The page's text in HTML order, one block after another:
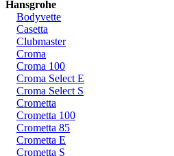
Hansgrohe
Bodyvette
Casetta
Clubmaster
Croma
Croma 100
Croma Select E
Croma Select S
Crometta
Crometta 100
Crometta 85
Crometta E
Crometta S